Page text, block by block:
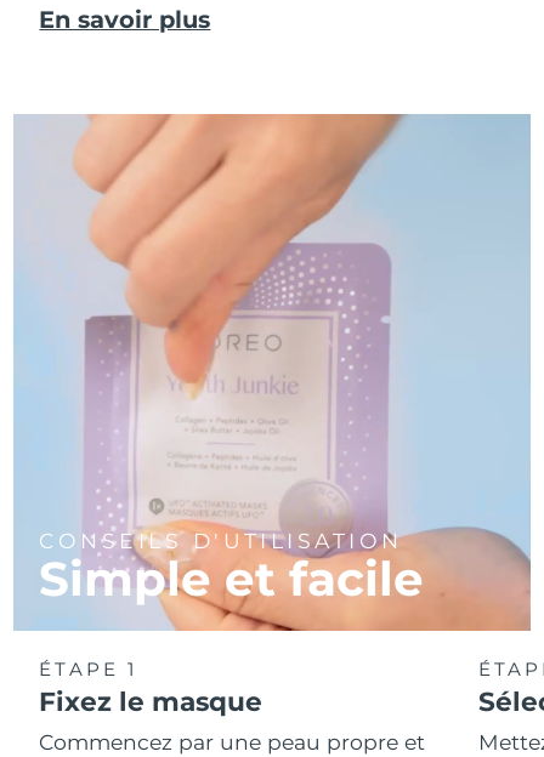
En savoir plus
CONSEILS D'UTILISATION
Simple et facile
ÉTAPE 1
Fixez le masque
Commencez par une peau propre et